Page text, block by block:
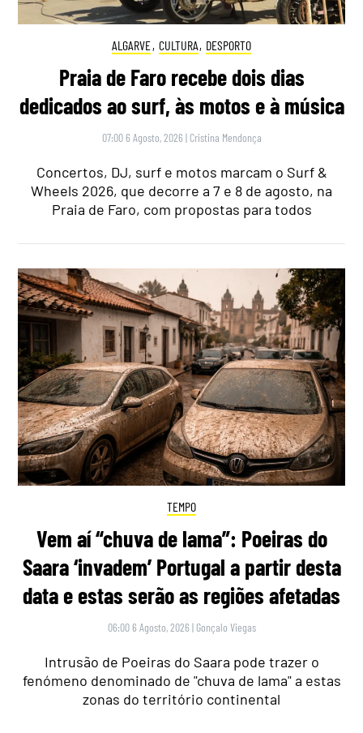
ALGARVE, CULTURA, DESPORTO
Praia de Faro recebe dois dias
dedicados ao surf, às motos e à música
07:00 6 Agosto, 2026 | Cristina Mendonça
Concertos, DJ, surf e motos marcam o Surf &
Wheels 2026, que decorre a 7 e 8 de agosto, na
Praia de Faro, com propostas para todos
TEMPO
Vem aí “chuva de lama”: Poeiras do
Saara ‘invadem’ Portugal a partir desta
data e estas serão as regiões afetadas
06:00 6 Agosto, 2026 | Gonçalo Viegas
Intrusão de Poeiras do Saara pode trazer o
fenómeno denominado de "chuva de lama" a estas
zonas do território continental